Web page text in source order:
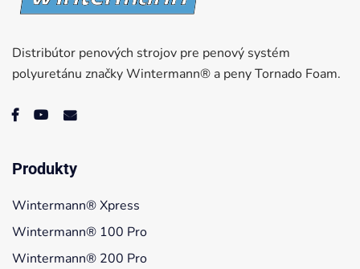
Distribútor penových strojov pre penový systém
polyuretánu značky Wintermann® a peny Tornado Foam.
Produkty
Wintermann® Xpress
Wintermann® 100 Pro
Wintermann® 200 Pro